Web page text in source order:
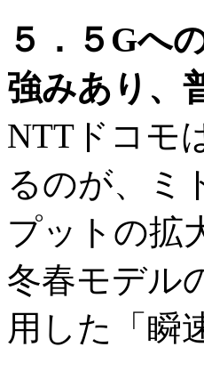
５．５Gへ
強みあり、
NTTドコモ
るのが、ミ
プットの拡
冬春モデル
用した「瞬